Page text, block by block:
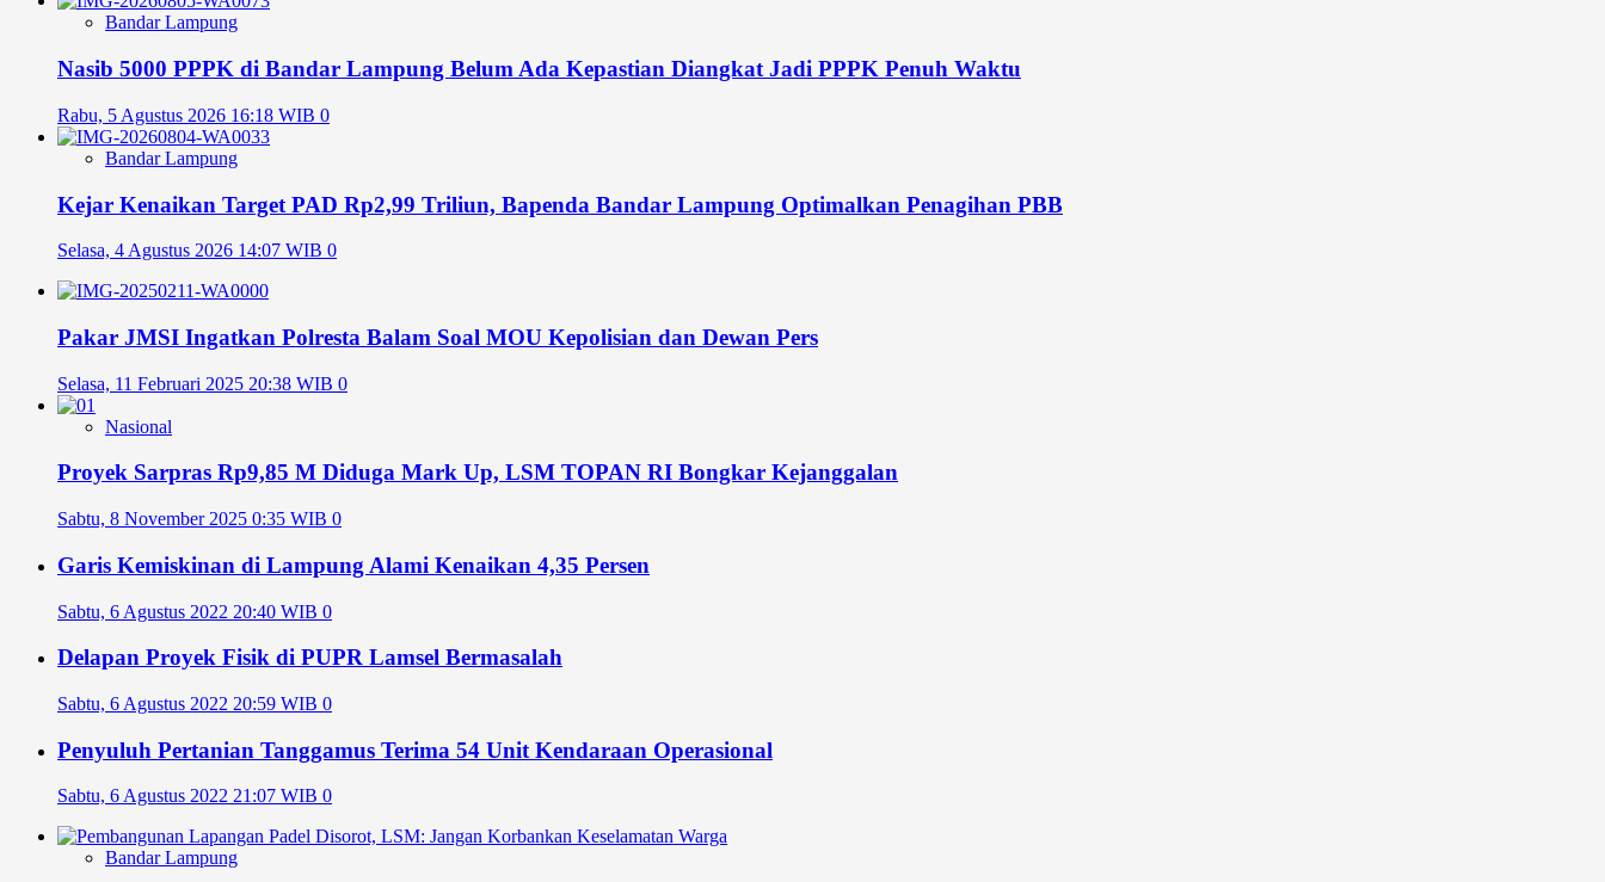
Bandar Lampung
Nasib 5000 PPPK di Bandar Lampung Belum Ada Kepastian Diangkat Jadi PPPK Penuh Waktu
Rabu, 5 Agustus 2026 16:18 WIB 0
Bandar Lampung
Kejar Kenaikan Target PAD Rp2,99 Triliun, Bapenda Bandar Lampung Optimalkan Penagihan PBB
Selasa, 4 Agustus 2026 14:07 WIB 0
Pakar JMSI Ingatkan Polresta Balam Soal MOU Kepolisian dan Dewan Pers
Selasa, 11 Februari 2025 20:38 WIB 0
Nasional
Proyek Sarpras Rp9,85 M Diduga Mark Up, LSM TOPAN RI Bongkar Kejanggalan
Sabtu, 8 November 2025 0:35 WIB 0
Garis Kemiskinan di Lampung Alami Kenaikan 4,35 Persen
Sabtu, 6 Agustus 2022 20:40 WIB 0
Delapan Proyek Fisik di PUPR Lamsel Bermasalah
Sabtu, 6 Agustus 2022 20:59 WIB 0
Penyuluh Pertanian Tanggamus Terima 54 Unit Kendaraan Operasional
Sabtu, 6 Agustus 2022 21:07 WIB 0
Bandar Lampung